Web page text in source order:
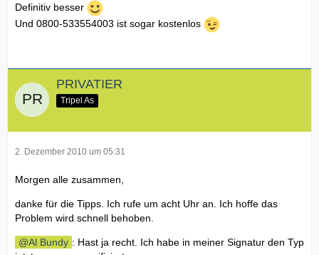
Definitiv besser
Und 0800-533554003 ist sogar kostenlos
PRIVATIER
Tripel As
2. Dezember 2010 um 05:31
Morgen alle zusammen,
danke für die Tipps. Ich rufe um acht Uhr an. Ich hoffe das
Problem wird schnell behoben.
Al Bundy : Hast ja recht. Ich habe in meiner Signatur den Typ